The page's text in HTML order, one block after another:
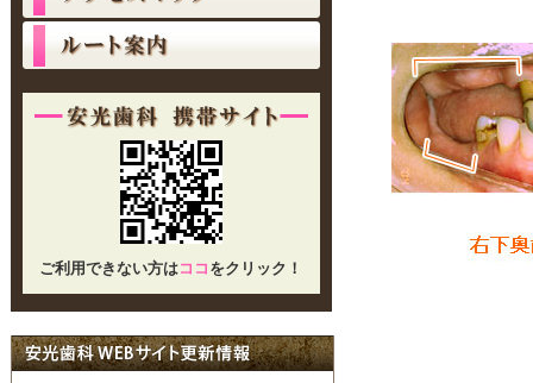
ご利用できない方はココ をクリック！